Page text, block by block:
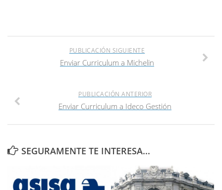
PUBLICACIÓN SIGUIENTE
Enviar Curriculum a Michelin
PUBLICACIÓN ANTERIOR
Enviar Curriculum a Ideco Gestión
SEGURAMENTE TE INTERESA...